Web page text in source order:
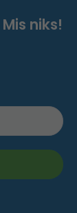
niks!